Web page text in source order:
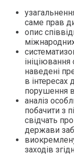
саме прав
опис
наведені
в інтересах
порушення
аналіз
побачити з
свідчать
держави
заходів